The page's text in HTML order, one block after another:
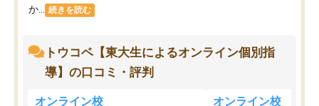
か...
続きを読む
トウコベ【東大生によるオンライン個別指
導】の口コミ・評判
オンライン校 オンライン校